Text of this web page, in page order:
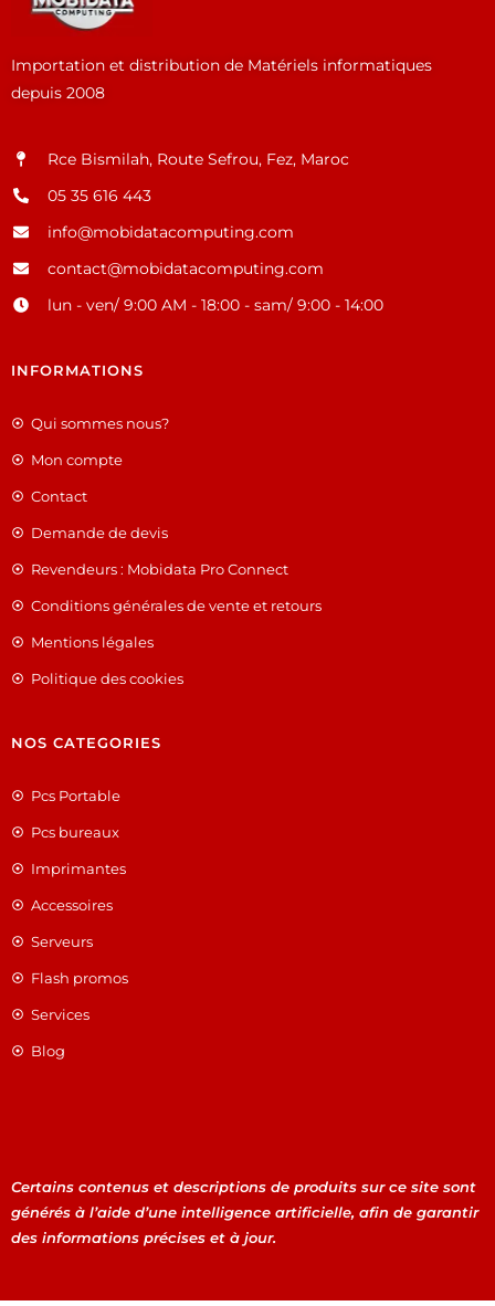
Importation et distribution de Matériels informatiques
depuis 2008
Rce Bismilah, Route Sefrou, Fez, Maroc
05 35 616 443
info@mobidatacomputing.com
contact@mobidatacomputing.com
lun - ven/ 9:00 AM - 18:00 - sam/ 9:00 - 14:00
INFORMATIONS
Qui sommes nous?
Mon compte
Contact
Demande de devis
Revendeurs : Mobidata Pro Connect
Conditions générales de vente et retours
Mentions légales
Politique des cookies
NOS CATEGORIES
Pcs Portable
Pcs bureaux
Imprimantes
Accessoires
Serveurs
Flash promos
Services
Blog
Certains contenus et descriptions de produits sur ce site sont
générés à l’aide d’une intelligence artificielle, afin de garantir
des informations précises et à jour.